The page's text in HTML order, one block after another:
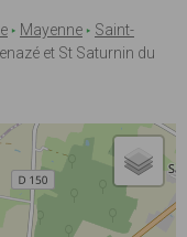
Mayenne
Saint-
et St Saturnin du